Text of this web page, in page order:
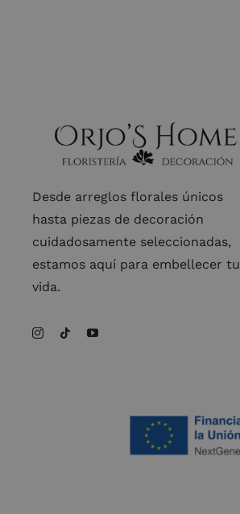
Desde arreglos florales únicos
hasta piezas de decoración
cuidadosamente seleccionadas,
estamos aquí para embellecer tu
vida.